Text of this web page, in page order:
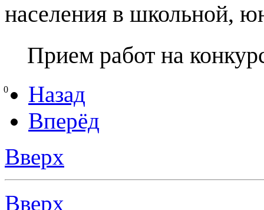
населения в школьной,
Прием работ на
0
Назад
Вперёд
Вверх
Вверх